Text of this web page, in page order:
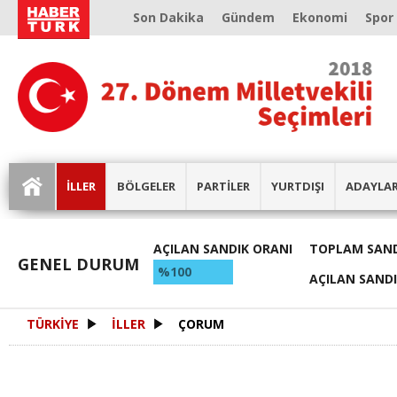
Son Dakika Gündem Ekonomi Spor
İLLER BÖLGELER PARTİLER YURTDIŞI
GENEL DURUM
AÇILAN SANDIK ORANI
%100
TOPLAM
AÇILAN
TÜRKİYE İLLER ÇORUM